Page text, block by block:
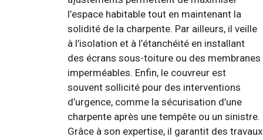
l’espace habitable tout en maintenant la
solidité de la charpente. Par ailleurs, il veille
à l’isolation et à l’étanchéité en installant
des écrans sous-toiture ou des membranes
imperméables. Enfin, le couvreur est
souvent sollicité pour des interventions
d’urgence, comme la sécurisation d’une
charpente après une tempête ou un sinistre.
Grâce à son expertise, il garantit des travaux